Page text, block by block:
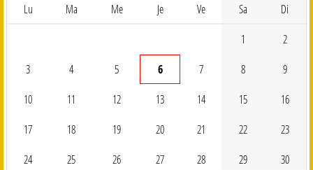
Lu Ma Me Je Ve Sa Di
1 2
3 4 5 6 7 8 9
10 11 12 13 14 15 16
17 18 19 20 21 22 23
24 25 26 27 28 29 30